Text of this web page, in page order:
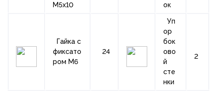
М5х10
ок
Гайка с
фиксато
ром М6
24
Уп
ор
бок
ово
й
сте
нки
2